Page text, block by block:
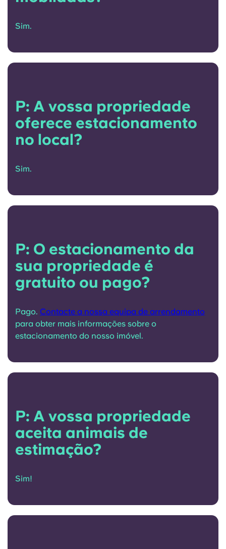
Sim.
P: A vossa propriedade
oferece estacionamento
no local?
Sim.
P: O estacionamento da
sua propriedade é
gratuito ou pago?
Pago. Contacte a nossa equipa de arrendamento
para obter mais informações sobre o
estacionamento do nosso imóvel.
P: A vossa propriedade
aceita animais de
estimação?
Sim!